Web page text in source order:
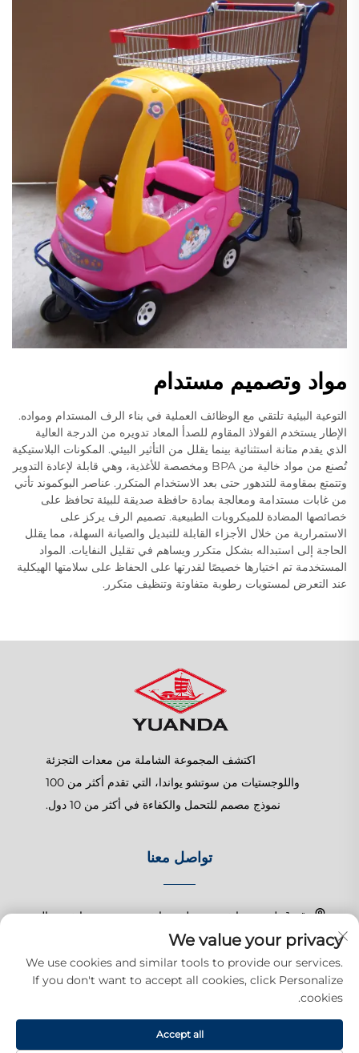
مواد وتصميم مستدام
التوعية البيئية تلتقي مع الوظائف العملية في بناء الرف المستدام ومواده.
الإطار يستخدم الفولاذ المقاوم للصدأ المعاد تدويره من الدرجة العالية
الذي يقدم متانة استثنائية بينما يقلل من التأثير البيئي. المكونات البلاستيكية
تُصنع من مواد خالية من BPA ومخصصة للأغذية، وهي قابلة لإعادة التدوير
وتتمتع بمقاومة للتدهور حتى بعد الاستخدام المتكرر. عناصر البوكموند تأتي
من غابات مستدامة ومعالجة بمادة حافظة صديقة للبيئة تحافظ على
خصائصها المضادة للميكروبات الطبيعية. تصميم الرف يركز على
الاستمرارية من خلال الأجزاء القابلة للتبديل والصيانة السهلة، مما يقلل
الحاجة إلى استبداله بشكل متكرر ويساهم في تقليل النفايات. المواد
المستخدمة تم اختيارها خصيصًا لقدرتها على الحفاظ على سلامتها الهيكلية
عند التعرض لمستويات رطوبة متفاوتة وتنظيف متكرر.
اكتشف المجموعة الشاملة من معدات التجزئة
واللوجستيات من سوتشو يواندا، التي تقدم أكثر من 100
نموذج مصمم للتحمل والكفاءة في أكثر من 10 دول.
تواصل معنا
رقم 1 طريق تشانغتشون، بلدة شانغهو، سوزهو، جيانغسو، الصين
+86-15150179453
[email protected]
حقوق النشر © 2025 شركة سوزهو يوودا للمنتجات التجارية المحدودة. جميع
We value your privacy
We use cookies and similar tools to provide our services.
If you don't want to accept all cookies, click Personalize
cookies.
Accept all